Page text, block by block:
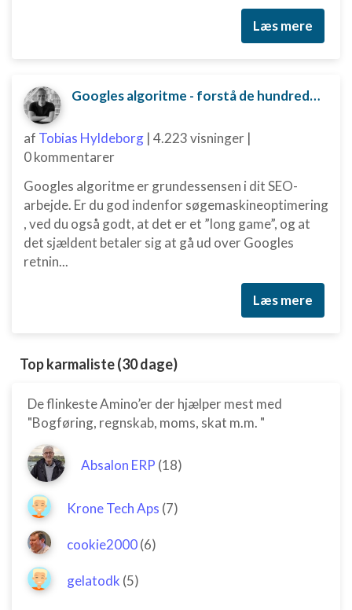
Læs mere
Googles algoritme - forstå de hundredvis af parametre bag
af Tobias Hyldeborg | 4.223 visninger |
0 kommentarer
Googles algoritme er grundessensen i dit SEO-
arbejde. Er du god indenfor søgemaskineoptimering
, ved du også godt, at det er et ”long game”, og at
det sjældent betaler sig at gå ud over Googles
retnin...
Læs mere
Top karmaliste (30 dage)
De flinkeste Amino’er der hjælper mest med
"Bogføring, regnskab, moms, skat m.m. "
Absalon ERP (18)
Krone Tech Aps (7)
cookie2000(6)
gelatodk (5)